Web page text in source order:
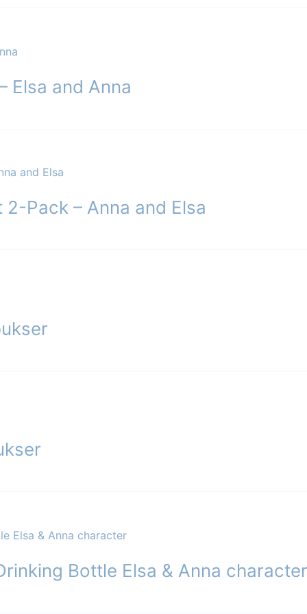
Elsa and Anna
Pack – Anna and Elsa
Bottle Elsa & Anna character